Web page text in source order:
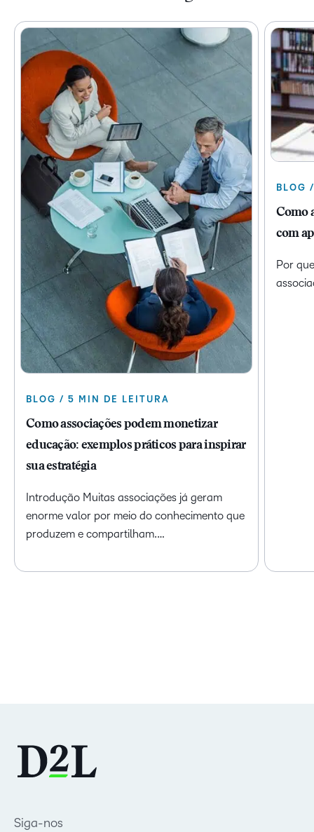
BLOG / 5 MIN DE LEITURA
Como associações podem monetizar
educação: exemplos práticos para inspirar
sua estratégia
Introdução Muitas associações já geram
enorme valor por meio do conhecimento que
produzem e compartilham.…
BLOG
Como
com
Por
Siga-nos